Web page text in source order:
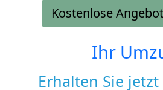
Kostenlose
Ihr
Erhalten Sie